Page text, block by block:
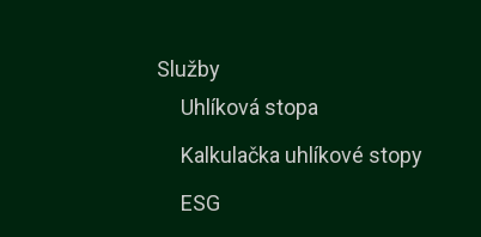
Služby
Uhlíková stopa
Kalkulačka uhlíkové stopy
ESG